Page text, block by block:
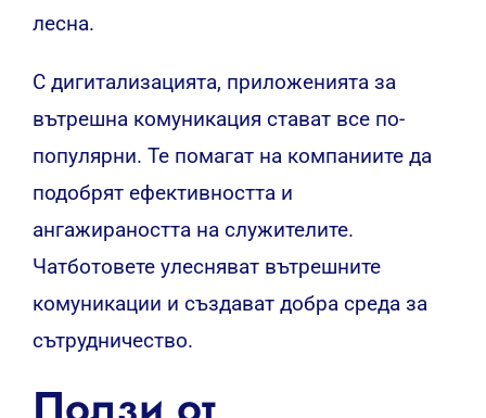
лесна.
С дигитализацията, приложенията за
вътрешна комуникация стават все по-
популярни. Те помагат на компаниите да
подобрят ефективността и
ангажираността на служителите.
Чатботовете улесняват вътрешните
комуникации и създават добра среда за
сътрудничество.